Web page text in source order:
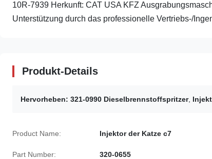
10R-7939 Herkunft: CAT USA KFZ
Unterstützung durch das professionelle Vertriebs-/
Produkt-Details
Hervorheben: 321-0990 Dieselbrennstoffspritzer,
Product Name: Injektor der Katze c7
Part Number: 320-0655